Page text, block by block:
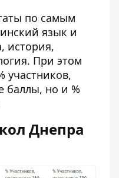
по самым
язык и
история,
При этом
участников,
баллы, но и %
Днепра